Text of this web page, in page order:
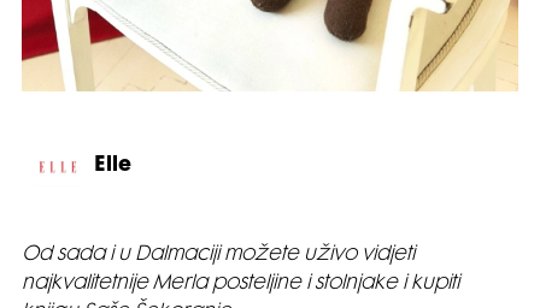
Elle
Od sada i u Dalmaciji možete uživo vidjeti
najkvalitetnije Merla posteljine i stolnjake i kupiti